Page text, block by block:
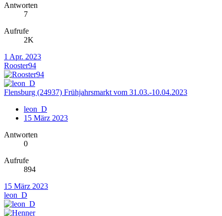
Antworten
7
Aufrufe
2K
1 Apr. 2023
Rooster94
Flensburg (24937) Frühjahrsmarkt vom 31.03.-10.04.2023
leon_D
15 März 2023
Antworten
0
Aufrufe
894
15 März 2023
leon_D